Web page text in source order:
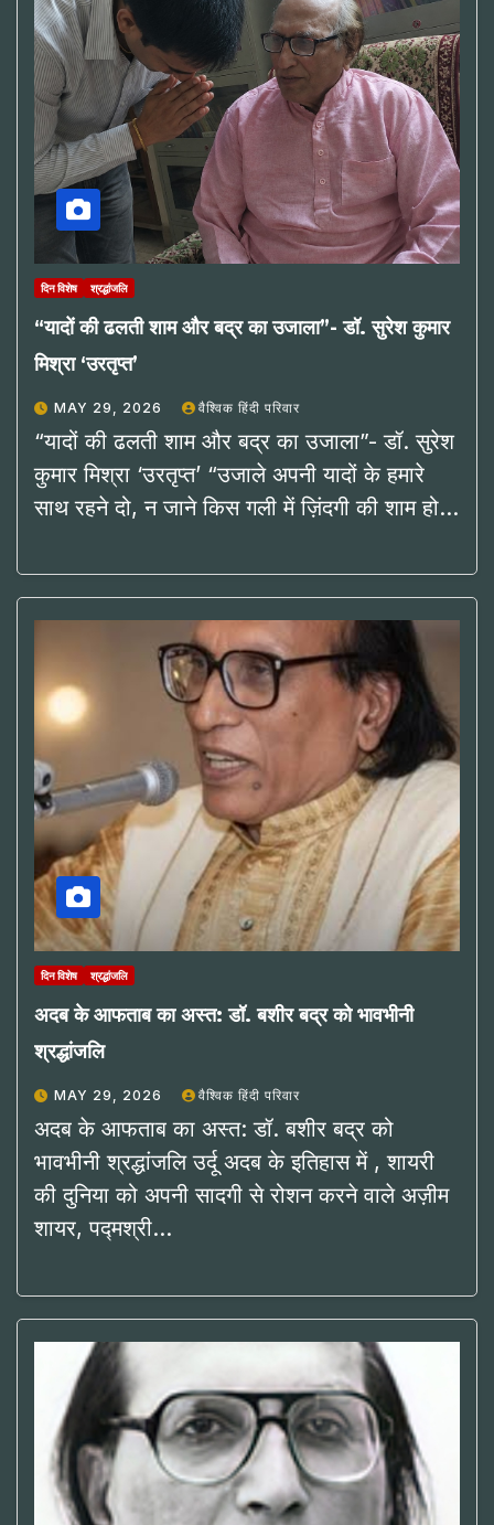
दिन विशेष श्रद्धांजलि
“यादों की ढलती शाम और बद्र का उजाला”- डॉ. सुरेश कुमार
मिश्रा ‘उरतृप्त’
MAY 29, 2026 वैश्विक हिंदी परिवार
“यादों की ढलती शाम और बद्र का उजाला”- डॉ. सुरेश
कुमार मिश्रा ‘उरतृप्त’ “उजाले अपनी यादों के हमारे
साथ रहने दो, न जाने किस गली में ज़िंदगी की शाम हो…
दिन विशेष श्रद्धांजलि
अदब के आफताब का अस्त: डॉ. बशीर बद्र को भावभीनी
श्रद्धांजलि
MAY 29, 2026 वैश्विक हिंदी परिवार
अदब के आफताब का अस्त: डॉ. बशीर बद्र को
भावभीनी श्रद्धांजलि उर्दू अदब के इतिहास में , शायरी
की दुनिया को अपनी सादगी से रोशन करने वाले अज़ीम
शायर, पद्मश्री…